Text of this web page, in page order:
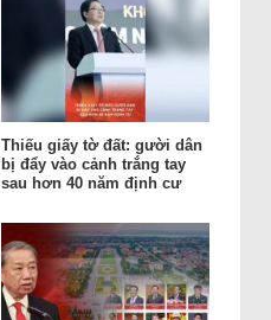
Thiếu giấy tờ đất: gười dân
bị đẩy vào cảnh trắng tay
sau hơn 40 năm định cư